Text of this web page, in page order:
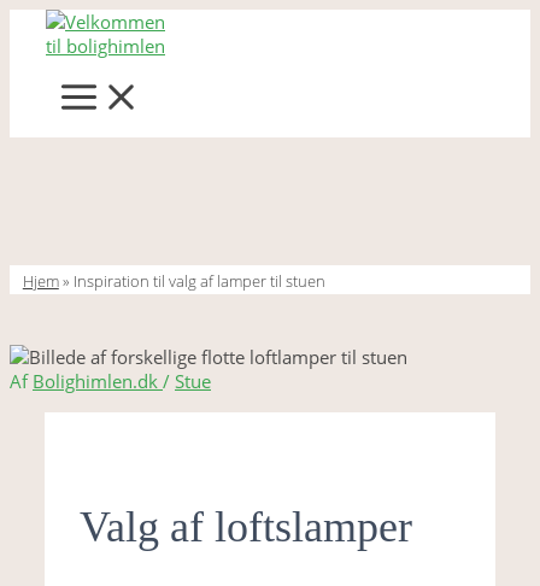
MAIN
MENU
Hjem» Inspiration til valg af lamper til stuen
Af Bolighimlen.dk / Stue
Valg af loftslamper